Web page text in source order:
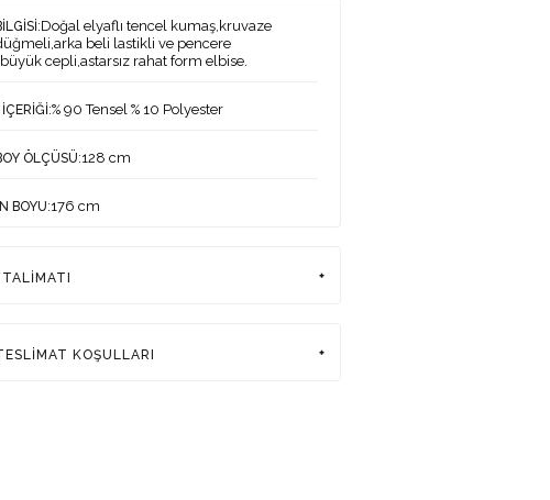
:Doğal elyaflı tencel kumaş,kruvaze
beli lastikli ve pencere
cepli,astarsız rahat form elbise.
:% 90 Tensel % 10 Polyester
ÖLÇÜSÜ:128 cm
BOYU:176 cm
YERİ:TürkiyeKOŞULLARI